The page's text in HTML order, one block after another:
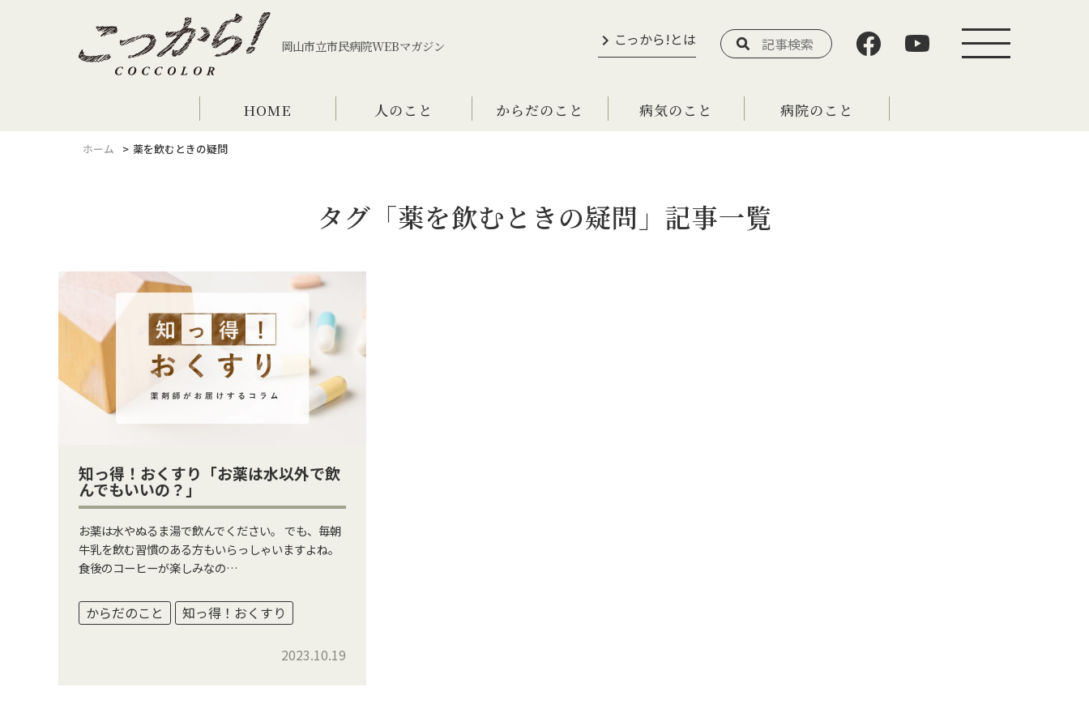
岡山市立市民病院WEBマガジン こっから!とは
HOME 人のこと からだのこと 病気のこと 病院のこと
ホーム 薬を飲むときの疑問
タグ「薬を飲むときの疑問」記事一覧
知っ得！おくすり「お薬は水以外で飲
んでもいいの？」
お薬は水やぬるま湯で飲んでください。 でも、毎朝
牛乳を飲む習慣のある方もいらっしゃいますよね。
食後のコーヒーが楽しみなの…
からだのこと 知っ得！おくすり
2023.10.19